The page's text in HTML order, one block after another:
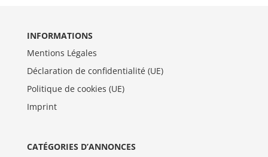
INFORMATIONS
Mentions Légales
Déclaration de confidentialité (UE)
Politique de cookies (UE)
Imprint
CATÉGORIES D’ANNONCES